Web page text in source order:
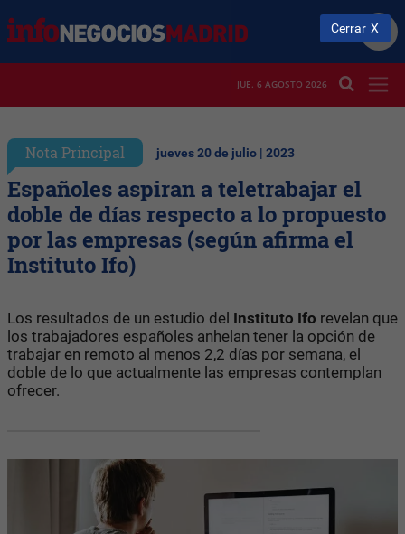
JUE. 6 AGOSTO 2026
Nota Principal jueves 20 de julio | 2023
Españoles aspiran a teletrabajar el
doble de días respecto a lo propuesto
por las empresas (según afirma el
Instituto Ifo)
Los resultados de un estudio del Instituto Ifo revelan que
los trabajadores españoles anhelan tener la opción de
trabajar en remoto al menos 2,2 días por semana, el
doble de lo que actualmente las empresas contemplan
ofrecer.
Cerrar